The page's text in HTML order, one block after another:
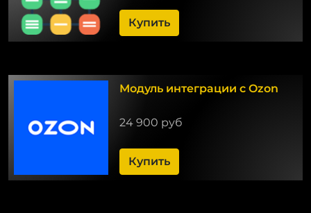
Купить
Модуль интеграции с Ozon
24 900 руб
Купить